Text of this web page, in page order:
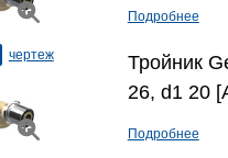
Подробнее
чертеж
Тройник
26, d1 20
Подробнее